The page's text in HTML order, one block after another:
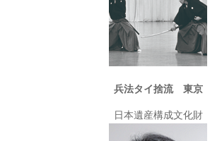
兵法タイ捨流 東京
日本遺産構成文化財